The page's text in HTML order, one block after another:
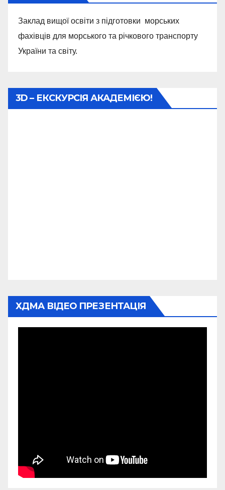
Заклад вищої освіти з підготовки морських
фахівців для морського та річкового транспорту
України та світу.
3D – ЕКСКУРСІЯ АКАДЕМІЄЮ!
ХДМА ВІДЕО ПРЕЗЕНТАЦІЯ